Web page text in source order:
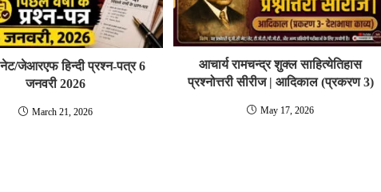
जेआरएफ हिन्‍दी प्रश्‍न-पत्र 6
जनवरी 2026
March 21, 2026
आचार्य रामचन्‍द्र शुक्‍ल साहित्‍‍य‍ेतिहास
प्रश्नोत्तरी सीरीज | आदिकाल (प्रकरण 3)
May 17, 2026